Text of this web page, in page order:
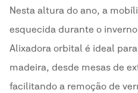
Nesta altura do ano, a
esquecida durante o
A lixadora orbital é ideal
madeira, desde mesas de
facilitando a remoção de